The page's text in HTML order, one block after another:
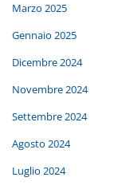
Marzo 2025
Gennaio 2025
Dicembre 2024
Novembre 2024
Settembre 2024
Agosto 2024
Luglio 2024